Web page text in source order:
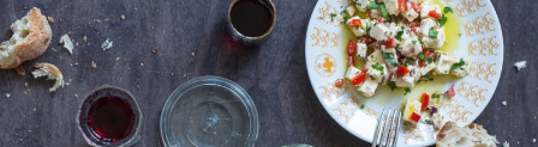
Recepty
Články